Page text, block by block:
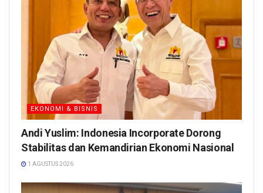
EKONOMI & BISNIS
Andi Yuslim: Indonesia Incorporate Dorong
Stabilitas dan Kemandirian Ekonomi Nasional
1 AGUSTUS 2026